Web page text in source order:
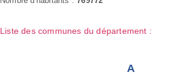
Liste des communes du département :
A